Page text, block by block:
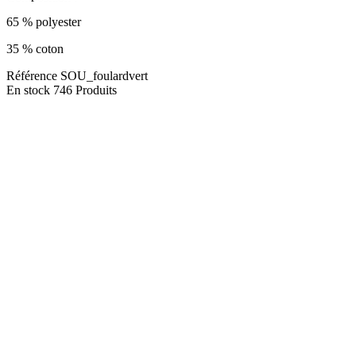
65 % polyester
35 % coton
Référence SOU_foulardvert
En stock 746 Produits